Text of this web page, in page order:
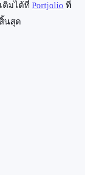
ติมได้ที่ Portjolio ที่
นสุด